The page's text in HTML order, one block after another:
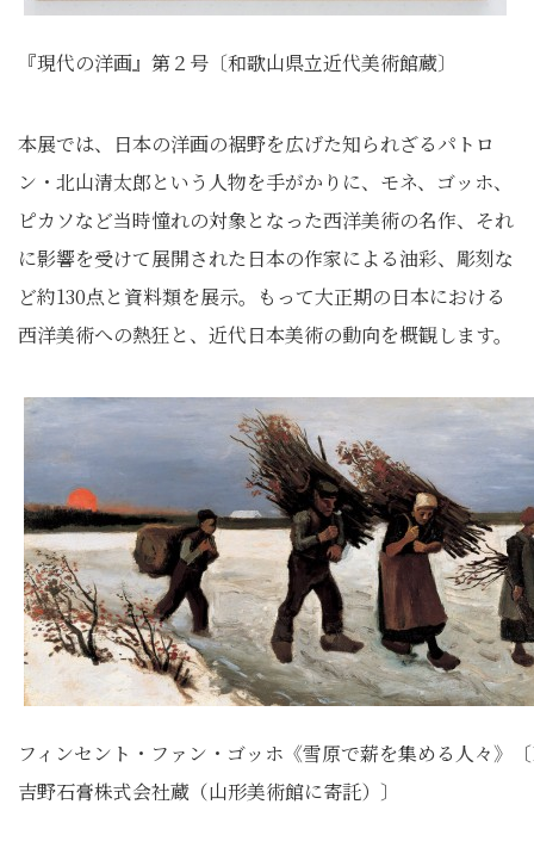
『現代の洋画』第２号〔和歌山県立近代美術館蔵〕
本展では、日本の洋画の裾野を広げた知られざるパトロ
ン・北山清太郎という人物を手がかりに、モネ、ゴッホ、
ピカソなど当時憧れの対象となった西洋美術の名作、それ
に影響を受けて展開された日本の作家による油彩、彫刻な
ど約130点と資料類を展示。もって大正期の日本における
西洋美術への熱狂と、近代日本美術の動向を概観します。
フィンセント・ファン・ゴッホ《雪原で薪を集める人々
吉野石膏株式会社蔵（山形美術館に寄託）〕